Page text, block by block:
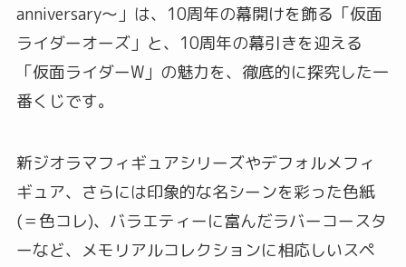
anniversary～」は、10周年の幕開けを飾る「仮面
ライダーオーズ」と、10周年の幕引きを迎える
「仮面ライダーW」の魅力を、徹底的に探究した一
番くじです。
新ジオラマフィギュアシリーズやデフォルメフィ
ギュア、さらには印象的な名シーンを彩った色紙
(＝色コレ)、バラエティーに富んだラバーコースタ
ーなど、メモリアルコレクションに相応しいスペ